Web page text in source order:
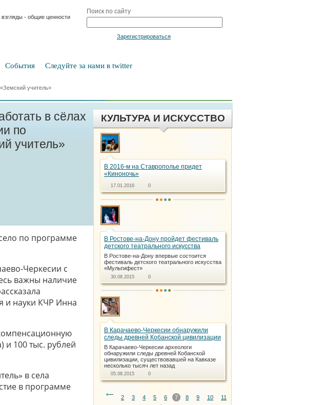
Поиск по сайту
Зарегистрироваться
События Следуйте за нами в twitter
учитель»
в сёлах
по
учитель»
по программе
Черкесии с
важны наличие
и науки КЧР Инна
и 100 тыс. рублей
в села
в программе
КУЛЬТУРА И ИСКУССТВО
В 2016-м на Ставрополье придет
«Киноночь»
17.01.2016 0
В Ростове-на-Дону пройдет фестиваль
детского театрального искусства
В Ростове-на-Дону впервые состоится
фестиваль детского театрального искусства
«Mультифест»
30.08.2015 0
В Карачаево-Черкесии обнаружили
следы древней Кобанской цивилизации
В Карачаево-Черкесии археологи
обнаружили следы древней Кобанской
цивилизации, существовавшей на Кавказе
несколько тысяч лет назад
05.08.2015 0
2 3 4 5 6 7 8 9 10 11